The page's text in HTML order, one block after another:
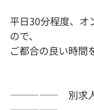
平日30分程度、オ
ので、
ご都合の良い時間
――――― 別求人